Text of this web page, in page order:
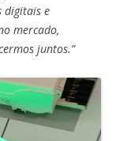
digitais e
mercado,
juntos.”